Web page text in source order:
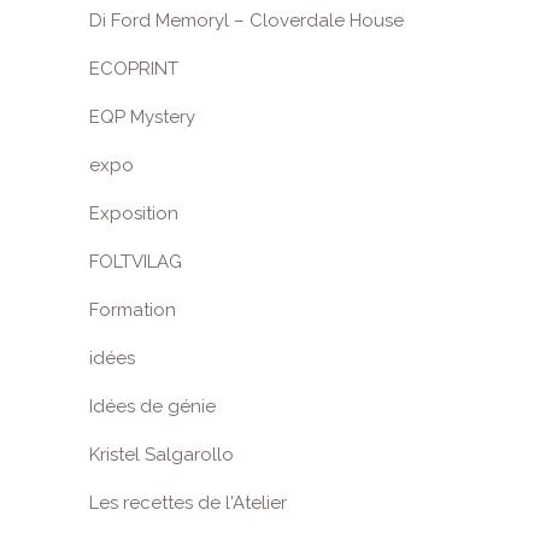
Di Ford Memoryl – Cloverdale House
ECOPRINT
EQP Mystery
expo
Exposition
FOLTVILAG
Formation
idées
Idées de génie
Kristel Salgarollo
Les recettes de l'Atelier